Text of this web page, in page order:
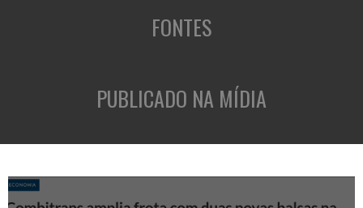
FONTES
PUBLICADO NA MÍDIA